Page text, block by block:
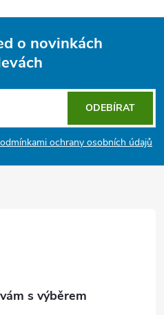
o novinkách
ochrany osobních údajů
ODEBÍRAT